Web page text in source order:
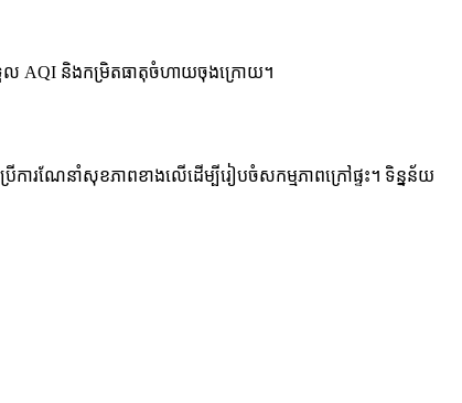
ទទួល AQI និងកម្រិតធាតុចំហាយចុងក្រោយ។
ារណែនាំសុខភាពខាងលើដើម្បីរៀបចំសកម្មភាពក្រៅផ្ទះ។ ទិន្នន័យ